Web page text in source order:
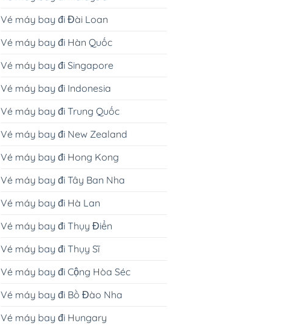
Vé máy bay đi Đài Loan
Vé máy bay đi Hàn Quốc
Vé máy bay đi Singapore
Vé máy bay đi Indonesia
Vé máy bay đi Trung Quốc
Vé máy bay đi New Zealand
Vé máy bay đi Hong Kong
Vé máy bay đi Tây Ban Nha
Vé máy bay đi Hà Lan
Vé máy bay đi Thụy Điển
Vé máy bay đi Thụy Sĩ
Vé máy bay đi Cộng Hòa Séc
Vé máy bay đi Bồ Đào Nha
Vé máy bay đi Hungary